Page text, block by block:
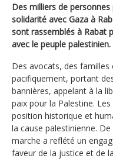
Des milliers de
solidarité avec Gaza à
sont rassemblés à Rabat
avec le peuple palestinien.
Des avocats, des
pacifiquement, portant
bannières, appelant à la
paix pour la Palestine.
position historique et
la cause palestinienne.
marche a reflété un
faveur de la justice et de